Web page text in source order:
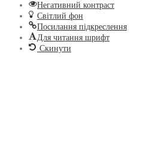
Негативний контраст
Світлий фон
Посилання підкреслення
Для читання шрифт
Скинути